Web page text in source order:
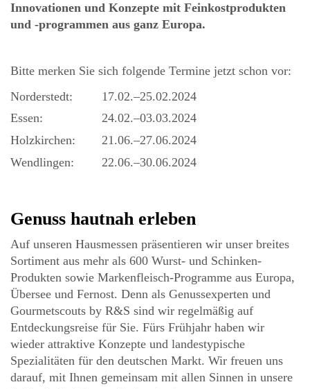
Innovationen und Konzepte mit Feinkostprodukten
und -programmen aus ganz Europa.
Bitte merken Sie sich folgende Termine jetzt schon vor:
Norderstedt:
17.02.–25.02.2024
Essen:
24.02.–03.03.2024
Holzkirchen:
21.06.–27.06.2024
Wendlingen:
22.06.–30.06.2024
Genuss hautnah erleben
Auf unseren Hausmessen präsentieren wir unser breites
Sortiment aus mehr als 600 Wurst- und Schinken-
Produkten sowie Markenfleisch-Programme aus Europa,
Übersee und Fernost. Denn als Genussexperten und
Gourmetscouts by R&S sind wir regelmäßig auf
Entdeckungsreise für Sie. Fürs Frühjahr haben wir
wieder attraktive Konzepte und landestypische
Spezialitäten für den deutschen Markt. Wir freuen uns
darauf, mit Ihnen gemeinsam mit allen Sinnen in unsere